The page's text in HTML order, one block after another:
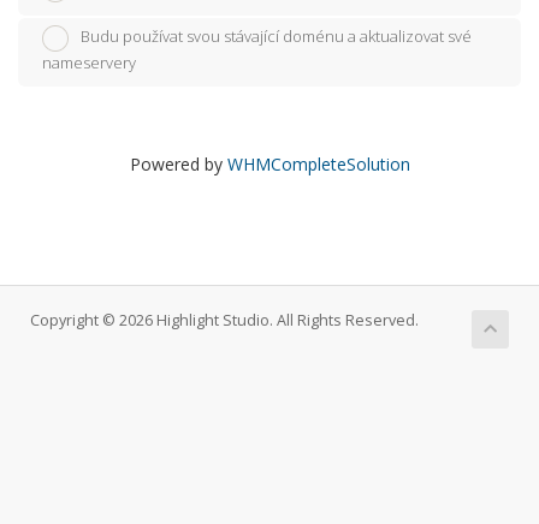
Budu používat svou stávající doménu a aktualizovat své
nameservery
Powered by WHMCompleteSolution
Copyright © 2026 Highlight Studio. All Rights Reserved.